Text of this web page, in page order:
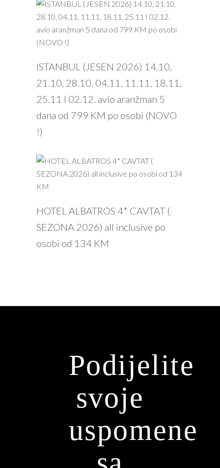
ISTANBUL (JESEN 2026) 14.10,
21.10, 28.10, 04.11, 11.11, 18.11,
25.11 I 02.12. avio aranžman 5
dana od 799 KM po osobi (NOVO
!)
HOTEL ALBATROS 4* CAVTAT (
SEZONA 2026) all inclusive po
osobi od 134 KM
Podijelite
svoje
uspomene